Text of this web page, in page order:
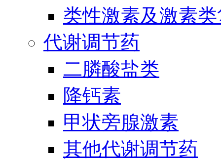
类性激素及激素
代谢调节药
二膦酸盐类
降钙素
甲状旁腺激素
其他代谢调节药